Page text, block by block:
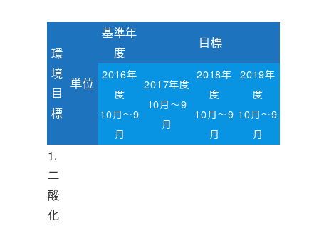
環
境
目
標
単位
基準年
度
目標
2016年
度
10月～9
月
2017年度
10月～9
月
2018年
度
10月～9
月
2019年
度
10月～9
月
1.
二
酸
化